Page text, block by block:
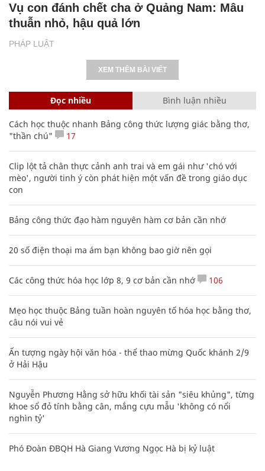
PHÁP LUẬT
Vụ con đánh chết cha ở Quảng Nam: Mâu
thuẫn nhỏ, hậu quả lớn
XEM THÊM BÀI VIẾT
Đọc nhiều Bình luận nhiều
Cách học thuộc nhanh Bảng công thức lượng giác bằng thơ,
"thần chú"
17
Clip lột tả chân thực cảnh anh trai và em gái như 'chó với
mèo', người tinh ý còn phát hiện một vấn đề trong giáo dục
con
Bảng công thức đạo hàm nguyên hàm cơ bản cần nhớ
20 số điện thoại ma ám bạn không bao giờ nên gọi
Các công thức hóa học lớp 8, 9 cơ bản cần nhớ 106
Mẹo học thuộc Bảng tuần hoàn nguyên tố hóa học bằng thơ,
câu nói vui vẻ
Ấn tượng ngày hội văn hóa - thể thao mừng Quốc khánh 2/9
ở Hải Hậu
Nguyễn Phương Hằng sở hữu khối tài sản "siêu khủng", từng
khoe sổ đỏ tính bằng cân, mắng cựu mẫu 'không có nổi
nghìn tỷ'
Phó Đoàn ĐBQH Hà Giang Vương Ngọc Hà bị kỷ luật